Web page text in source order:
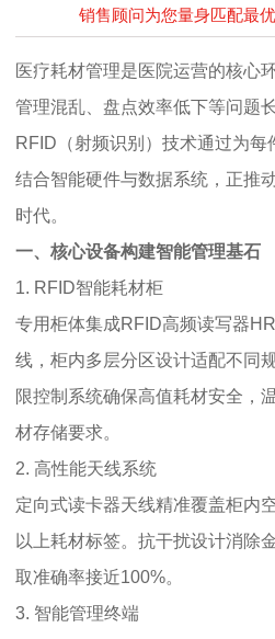
销售顾问为您量身匹配最
医疗耗材管理是医院运营的核心
管理混乱、盘点效率低下等问题
RFID（射频识别）技术通过为每
结合智能硬件与数据系统，正推
时代。
一、核心设备构建智能管理基石
1. RFID智能耗材柜
专用柜体集成RFID高频读写器
线，柜内多层分区设计适配不同
限控制系统确保高值耗材安全，
材存储要求。
2. 高性能天线系统
定向式读卡器天线精准覆盖柜内
以上耗材标签。抗干扰设计消除
取准确率接近100%。
3. 智能管理终端